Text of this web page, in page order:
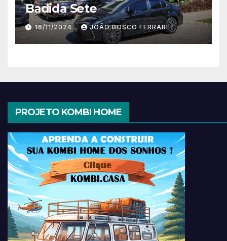
Badida Sete
16/11/2024 JOÃO BOSCO FERRARI
PROJETO KOMBI HOME